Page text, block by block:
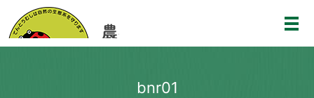
メ
bnr01